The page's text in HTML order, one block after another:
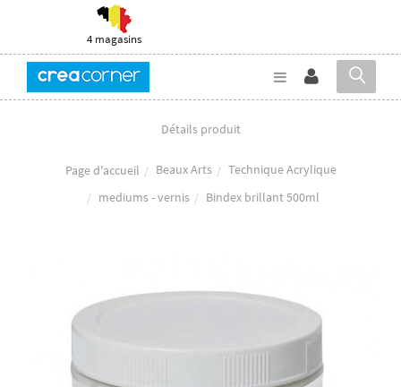
4 magasins
Détails produit
Page d'accueil Beaux Arts
Technique Acrylique
mediums - vernis
Bindex brillant 500ml